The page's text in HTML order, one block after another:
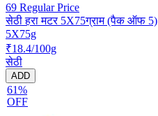
69 Regular Price
सेठी हरा मटर 5X75ग्राम (पैक ऑफ 5)
5X75g
₹18.4/100g
सेठी
ADD
61%
OFF